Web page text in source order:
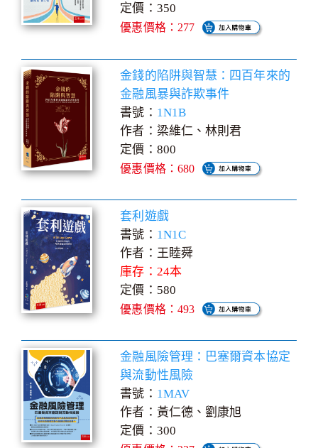
定價：350
優惠價格：277
金錢的陷阱與智慧：四百年來的
金融風暴與詐欺事件
書號： 1N1B
作者：梁維仁、林則君
定價：800
優惠價格：680
套利遊戲
書號： 1N1C
作者：王睦舜
庫存：24本
定價：580
優惠價格：493
金融風險管理：巴塞爾資本協定
與流動性風險
書號： 1MAV
作者：黃仁德、劉康旭
定價：300